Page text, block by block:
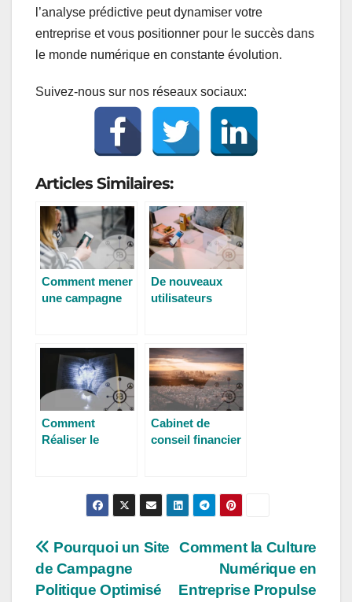
l’analyse prédictive peut dynamiser votre
entreprise et vous positionner pour le succès dans
le monde numérique en constante évolution.
Suivez-nous sur nos réseaux sociaux:
Articles Similaires:
Comment mener
une campagne
De nouveaux
utilisateurs
Comment
Réaliser le
Cabinet de
conseil financier
Comment la Culture
Numérique en
Entreprise Propulse
Pourquoi un Site
de Campagne
Politique Optimisé